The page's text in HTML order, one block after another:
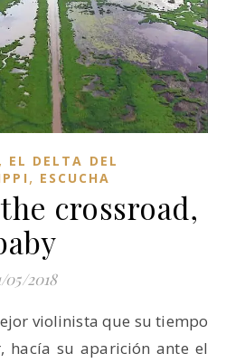
, EL DELTA DEL
, ESCUCHA
crossroad,
05/2018
hacía su aparición ante el